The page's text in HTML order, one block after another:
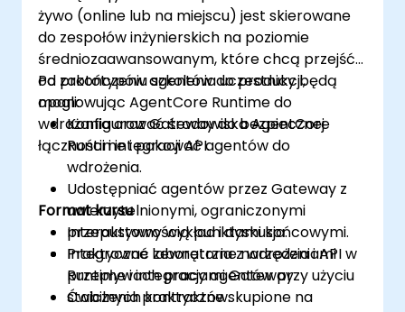
żywo (online lub na miejscu) jest skierowane
do zespołów inżynierskich na poziomie
średniozaawansowanym, które chcą przejść
od prototypów agentów do produkcji,
opanowując AgentCore Runtime do
wdrażania oraz Gateway do bezpiecznej
łączności i integracji API.
Po zakończeniu szkolenia uczestnicy będą
mogli:
Konfigurować środowiska AgentCore
Runtime i pakować agentów do
wdrożenia.
Udostępniać agentów przez Gateway z
uwierzytelnionymi, ograniczonymi
przepustowością punktami końcowymi.
Integrować zewnętrzne narzędzia i API w
przepływach pracy agentów przy użyciu
stabilnych kontraktów.
Format kursu
Interaktywny wykład i dyskusja.
Praktyczne laboratoria z wdrożeniami
Runtime i integracjami Gateway.
Ćwiczenia praktyczne skupione na